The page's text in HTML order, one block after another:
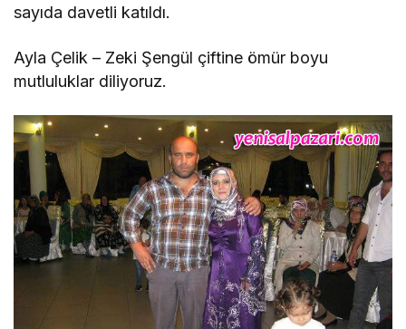
sayıda davetli katıldı.
Ayla Çelik – Zeki Şengül çiftine ömür boyu
mutluluklar diliyoruz.